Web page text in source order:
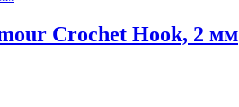
Crochet Hook, 2 мм